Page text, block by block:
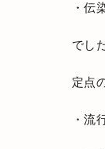
・伝
でし
定点
・流